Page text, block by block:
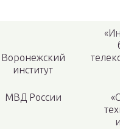
Воронежский
институт
МВД России